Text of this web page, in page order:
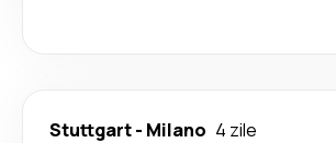
Stuttgart- Milano 4 zile